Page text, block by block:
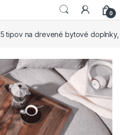
0
5 tipov na drevené bytové